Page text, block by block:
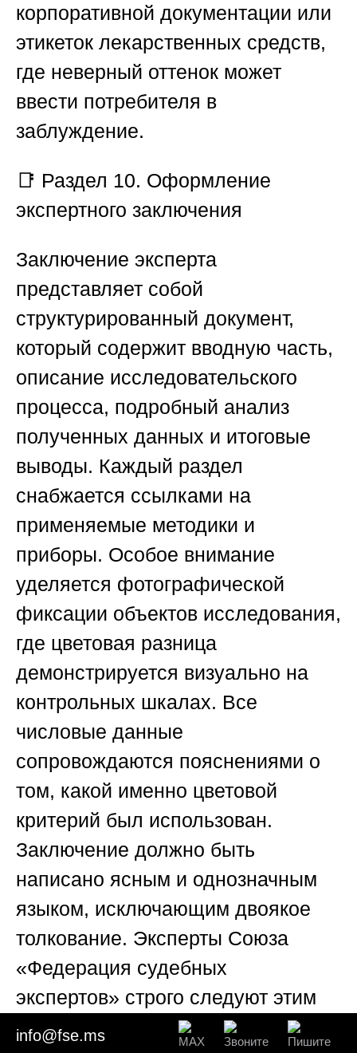
корпоративной документации или
этикеток лекарственных средств,
где неверный оттенок может
ввести потребителя в
заблуждение.
📑 Раздел 10. Оформление
экспертного заключения
Заключение эксперта
представляет собой
структурированный документ,
который содержит вводную часть,
описание исследовательского
процесса, подробный анализ
полученных данных и итоговые
выводы. Каждый раздел
снабжается ссылками на
применяемые методики и
приборы. Особое внимание
уделяется фотографической
фиксации объектов исследования,
где цветовая разница
демонстрируется визуально на
контрольных шкалах. Все
числовые данные
сопровождаются пояснениями о
том, какой именно цветовой
критерий был использован.
Заключение должно быть
написано ясным и однозначным
языком, исключающим двоякое
толкование. Эксперты Союза
«Федерация судебных
экспертов» строго следуют этим
правилам, формируя
info@fse.ms